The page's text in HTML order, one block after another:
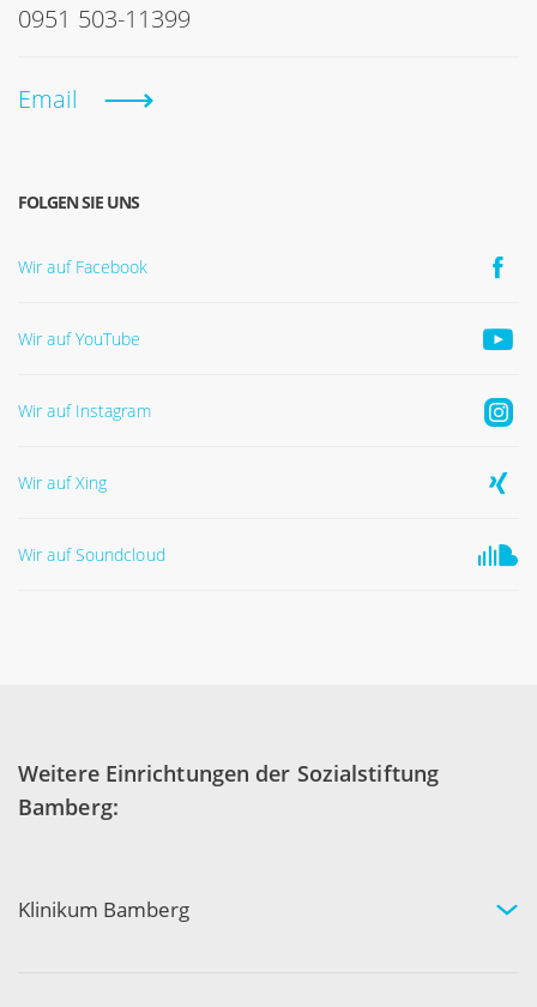
0951 503-11399
Email
FOLGEN SIE UNS
Wir auf Facebook
Wir auf YouTube
Wir auf Instagram
Wir auf Xing
Wir auf Soundcloud
Weitere Einrichtungen der Sozialstiftung
Bamberg:
Klinikum Bamberg